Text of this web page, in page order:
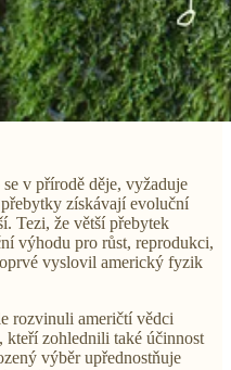
se v přírodě děje, vyžaduje
získávají evoluční
Tezi, že větší přebytek
výhodu pro růst, reprodukci,
vyslovil americký fyzik
rozvinuli američtí vědci
zohlednili také účinnost
výběr upřednostňuje